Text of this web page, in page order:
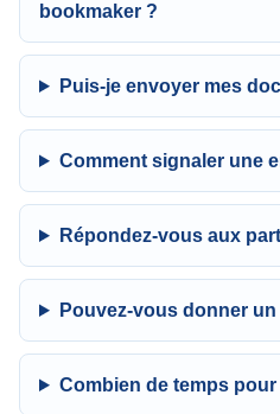
bookmaker ?
Puis-je envoyer mes
Comment signaler une
Répondez-vous aux
Pouvez-vous donner
Combien de temps